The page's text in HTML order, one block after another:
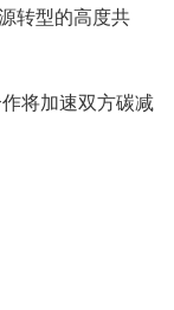
转型的高度共
将加速双方碳减